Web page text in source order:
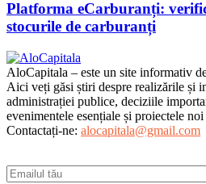
Platforma eCarburanți:
stocurile de carburanți
AloCapitala – este un site informativ
Aici veți găsi știri despre realizările și
administrației publice, deciziile
evenimentele esențiale și proiectele
Contactați-ne: alocapitala@gmail.com